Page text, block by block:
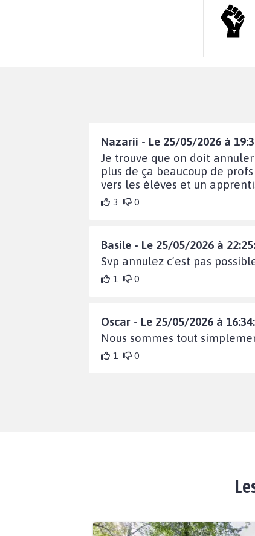
Nazarii - Le 25/05/2026 à
Je trouve que on doit
plus de ça beaucoup de
vers les élèves et un
3 0
Basile - Le 25/05/2026 à
Svp annulez c’est pas
1 0
Oscar - Le 25/05/2026 à
Nous sommes tout
1 0